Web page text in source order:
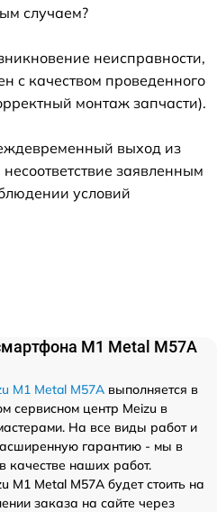
случаем?
неисправности,
с качеством проведенного
монтаж запчасти).
выход из
заявленным
условий
M1 Metal M57A
M1 Metal M57A выполняется в
сервисном центр Meizu в
На все виды работ и
гарантию - мы в
качестве наших работ.
M1 Metal M57A будет стоить на
заказа на сайте через